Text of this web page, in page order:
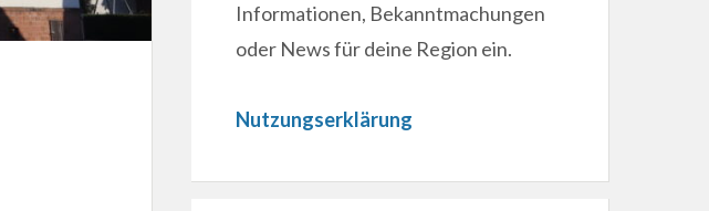
Informationen, Bekanntmachungen
oder News für deine Region ein.
Nutzungserklärung